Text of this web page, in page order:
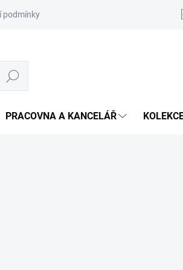
podmínky Podmínky ochrany osobních
Hledat
PRACOVNA A KANCELÁŘ